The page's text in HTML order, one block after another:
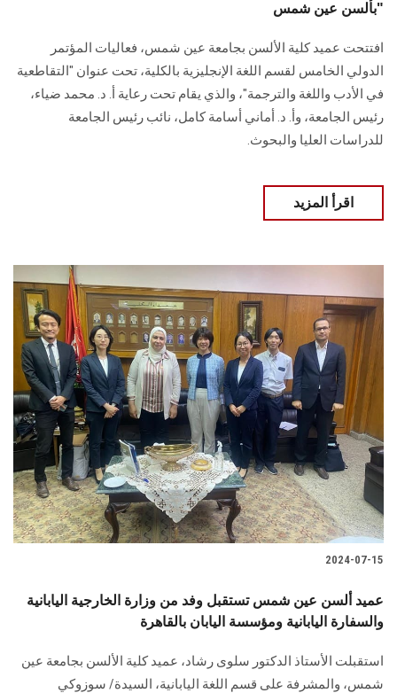
سجل الان
بألسن عين شمس"
افتتحت عميد كلية الألسن بجامعة عين شمس، فعاليات المؤتمر
الدولي الخامس لقسم اللغة الإنجليزية بالكلية، تحت عنوان "التقاطعية
في الأدب واللغة والترجمة"، والذي يقام تحت رعاية أ. د. محمد ضياء،
رئيس الجامعة، وأ. د. أماني أسامة كامل، نائب رئيس الجامعة
للدراسات العليا والبحوث.
اقرأ المزيد
2024-07-15
عميد ألسن عين شمس تستقبل وفد من وزارة الخارجية اليابانية
والسفارة اليابانية ومؤسسة اليابان بالقاهرة
استقبلت الأستاذ الدكتور سلوى رشاد، عميد كلية الألسن بجامعة عين
شمس، والمشرفة على قسم اللغة اليابانية، السيدة/ سوزوكي